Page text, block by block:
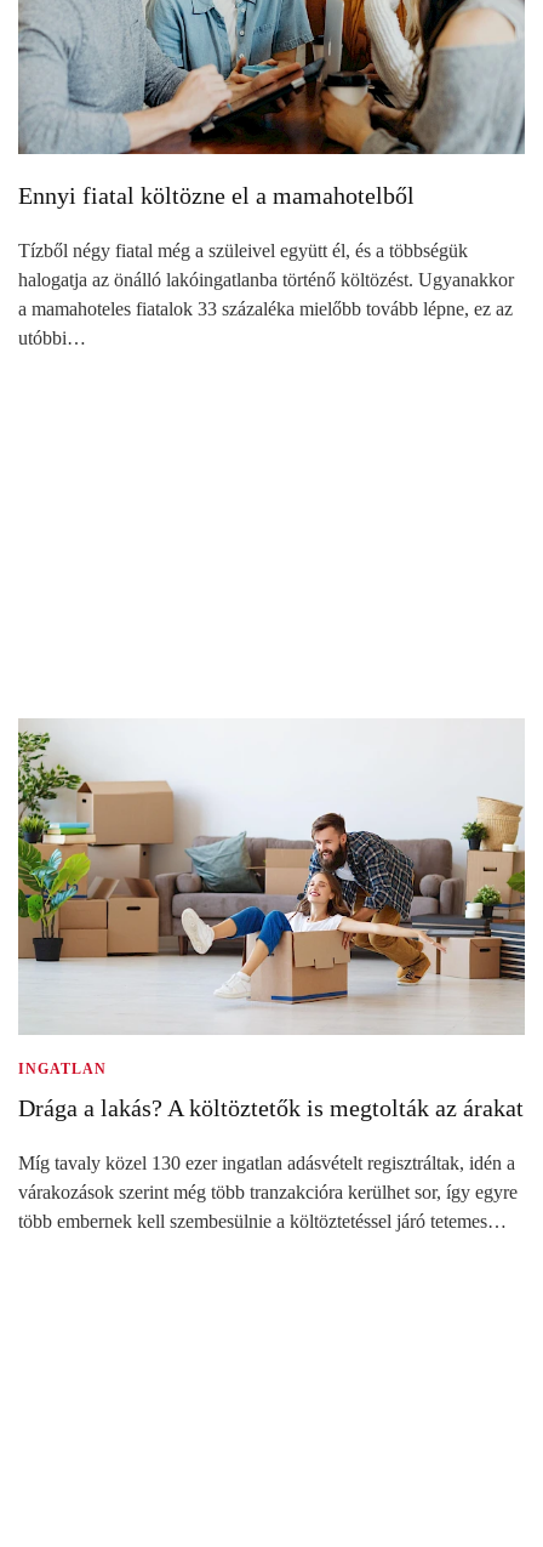
Ennyi fiatal költözne el a mamahotelből
Tízből négy fiatal még a szüleivel együtt él, és a többségük
halogatja az önálló lakóingatlanba történő költözést. Ugyanakkor
a mamahoteles fiatalok 33 százaléka mielőbb tovább lépne, ez az
utóbbi…
INGATLAN
Drága a lakás? A költöztetők is megtolták az árakat
Míg tavaly közel 130 ezer ingatlan adásvételt regisztráltak, idén a
várakozások szerint még több tranzakcióra kerülhet sor, így egyre
több embernek kell szembesülnie a költöztetéssel járó tetemes…